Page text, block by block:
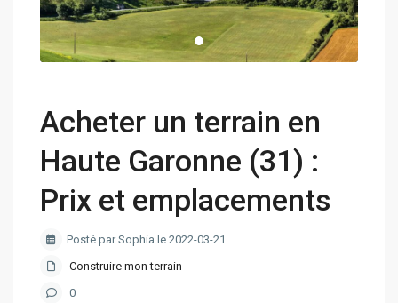
Acheter un terrain en
Haute Garonne (31) :
Prix et emplacements
Posté par Sophia le 2022-03-21
Construire mon terrain
0